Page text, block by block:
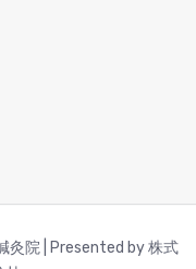
院 | Presented by 株式